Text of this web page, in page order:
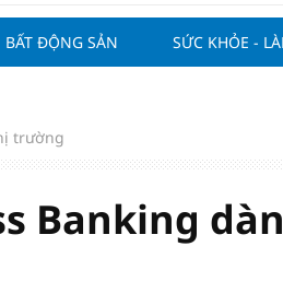
hóa mục tiêu tăng trưởng 10%?
nguồn vốn huy động của ngân hàng
một đêm
kinh doanh có điều kiện như vàng
BẤT ĐỘNG SẢN SỨC KHỎE -
trường
Banking